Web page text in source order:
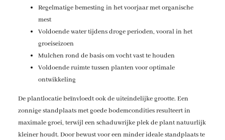
Regelmatige bemesting in het voorjaar met organische
mest
Voldoende water tijdens droge perioden, vooral in het
groeiseizoen
Mulchen rond de basis om vocht vast te houden
Voldoende ruimte tussen planten voor optimale
ontwikkeling
De plantlocatie beïnvloedt ook de uiteindelijke grootte. Een
zonnige standplaats met goede bodemcondities resulteert in
maximale groei, terwijl een schaduwrijke plek de plant natuurlijk
kleiner houdt. Door bewust voor een minder ideale standplaats te